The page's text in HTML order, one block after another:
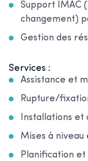
Support IMAC
changement)
Gestion des
Services :
Assistance et
Rupture/
Installations
Mises à
Planification et